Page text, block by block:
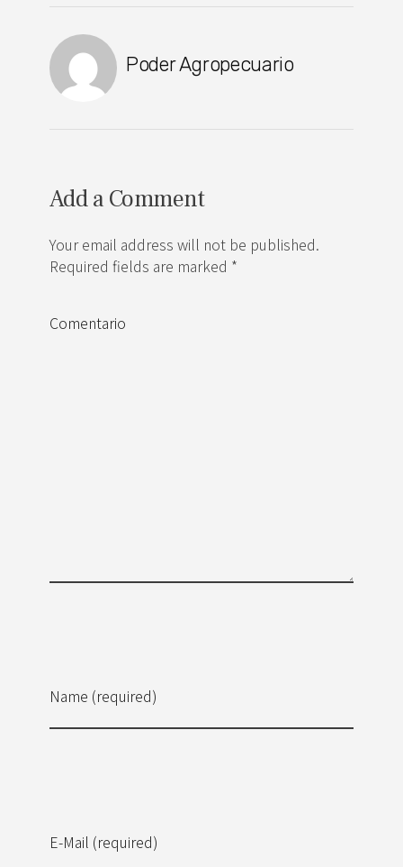
Poder Agropecuario
Add a Comment
Your email address will not be published.
Required fields are marked *
Name (required)
E-Mail (required)
Comentario